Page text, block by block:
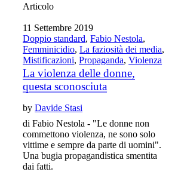
Articolo
11 Settembre 2019
Doppio standard,Fabio Nestola,
Femminicidio,La faziosità dei media,
Mistificazioni,Propaganda,Violenza
La violenza delle donne,
questa sconosciuta
byDavide Stasi
di Fabio Nestola - "Le donne non
commettono violenza, ne sono solo
vittime e sempre da parte di uomini".
Una bugia propagandistica smentita
dai fatti.